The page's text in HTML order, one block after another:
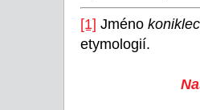
[1] Jméno
etymologií.